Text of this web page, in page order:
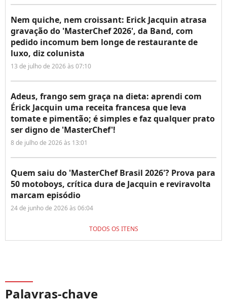
Nem quiche, nem croissant: Erick Jacquin atrasa
gravação do 'MasterChef 2026', da Band, com
pedido incomum bem longe de restaurante de
luxo, diz colunista
13 de julho de 2026 às 07:10
Adeus, frango sem graça na dieta: aprendi com
Érick Jacquin uma receita francesa que leva
tomate e pimentão; é simples e faz qualquer prato
ser digno de 'MasterChef'!
8 de julho de 2026 às 13:01
Quem saiu do 'MasterChef Brasil 2026'? Prova para
50 motoboys, crítica dura de Jacquin e reviravolta
marcam episódio
24 de junho de 2026 às 06:04
TODOS OS ITENS
Palavras-chave